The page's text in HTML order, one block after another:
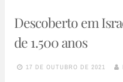
Descoberto em
de 1.500 anos
17 DE OUTUBRO DE 2021